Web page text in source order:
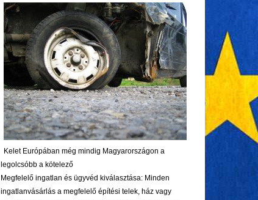
Kelet Európában még mindig Magyarországon a
legolcsóbb a kötelező
Megfelelő ingatlan és ügyvéd kiválasztása: Minden
ingatlanvásárlás a megfelelő építési telek, ház vagy